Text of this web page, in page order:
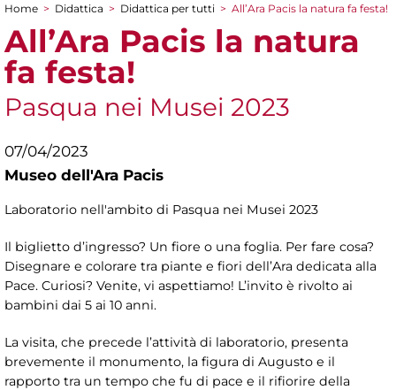
Tu sei qui
Home > Didattica > Didattica per tutti > All’Ara Pacis la natura fa festa!
All’Ara Pacis la natura
fa festa!
Pasqua nei Musei 2023
07/04/2023
Museo dell'Ara Pacis
Laboratorio nell'ambito di Pasqua nei Musei 2023
Il biglietto d’ingresso? Un fiore o una foglia. Per fare cosa?
Disegnare e colorare tra piante e fiori dell’Ara dedicata alla
Pace. Curiosi? Venite, vi aspettiamo! L’invito è rivolto ai
bambini dai 5 ai 10 anni.
La visita, che precede l’attività di laboratorio, presenta
brevemente il monumento, la figura di Augusto e il
rapporto tra un tempo che fu di pace e il rifiorire della